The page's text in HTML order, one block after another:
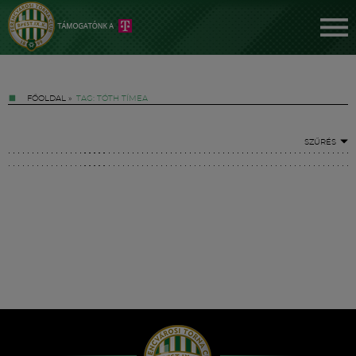
FŐOLDAL » TAG: TÓTH TÍMEA
SZŰRÉS
Hírek